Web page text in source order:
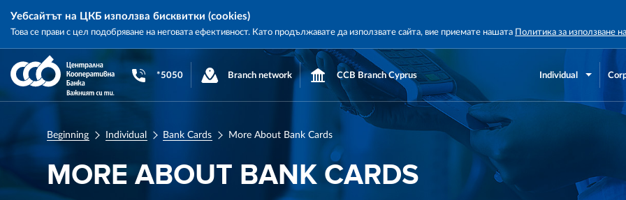
Уебсайтът на ЦКБ използва бисквитки (cookies)
Това се прави с цел подобряване на неговата ефективност. Като продължавате да използвате сайта, вие приемате нашата Политика за използване
Central
Cooperative
*5050 Branch network CCB Branch Cyprus Individual
Beginning Individual Bank Cards Мore About Bank Cards
МORE ABOUT BANK CARDS